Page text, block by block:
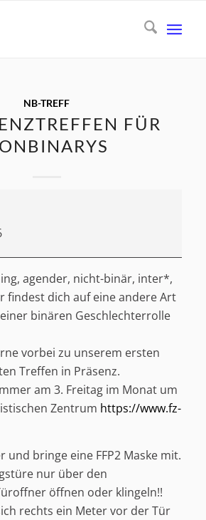
NB-TREFF
FÜR
agender, nicht-binär, inter*,
findest dich auf eine andere Art
binären Geschlechterrolle
vorbei zu unserem ersten
Treffen in Präsenz.
am 3. Freitag im Monat um
Zentrum https://www.fz-
und bringe eine FFP2 Maske mit.
nur über den
öffnen oder klingeln!!
rechts ein Meter vor der Tür